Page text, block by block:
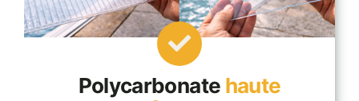
Polycarbonate haute